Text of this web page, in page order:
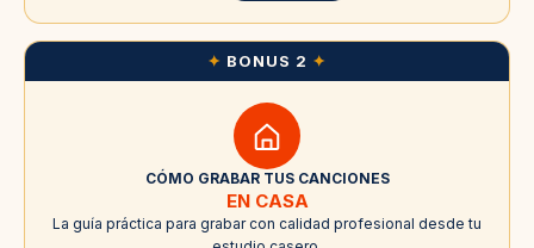
✦ BONUS 2 ✦
CÓMO GRABAR TUS CANCIONES
EN CASA
La guía práctica para grabar con calidad profesional desde tu